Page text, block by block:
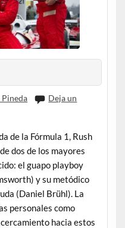
Deja un
de la Fórmula 1, Rush
dos de los mayores
el guapo playboy
y su metódico
(Daniel Brühl). La
personales como
hacia estos